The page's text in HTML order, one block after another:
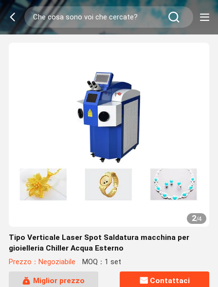
2/4
Tipo Verticale Laser Spot Saldatura macchina per
gioielleria Chiller Acqua Esterno
Prezzo：Negoziabile MOQ：1 set
Miglior prezzo Contattaci